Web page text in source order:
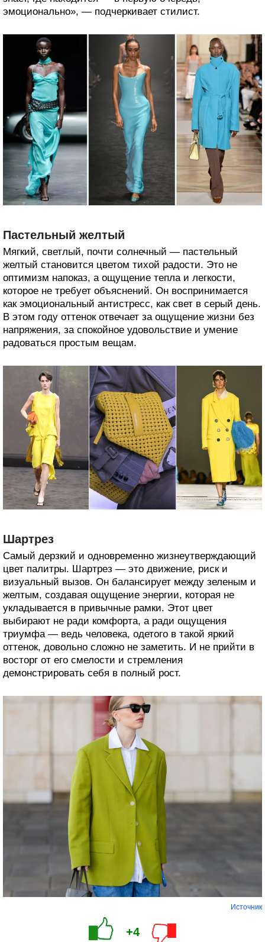
эмоционально», — подчеркивает стилист.
Пастельный желтый
Мягкий, светлый, почти солнечный — пастельный
желтый становится цветом тихой радости. Это не
оптимизм напоказ, а ощущение тепла и легкости,
которое не требует объяснений. Он воспринимается
как эмоциональный антистресс, как свет в серый день.
В этом году оттенок отвечает за ощущение жизни без
напряжения, за спокойное удовольствие и умение
радоваться простым вещам.
Шартрез
Самый дерзкий и одновременно жизнеутверждающий
цвет палитры. Шартрез — это движение, риск и
визуальный вызов. Он балансирует между зеленым и
желтым, создавая ощущение энергии, которая не
укладывается в привычные рамки. Этот цвет
выбирают не ради комфорта, а ради ощущения
триумфа — ведь человека, одетого в такой яркий
оттенок, довольно сложно не заметить. И не прийти в
восторг от его смелости и стремления
демонстрировать себя в полный рост.
Источник
+4